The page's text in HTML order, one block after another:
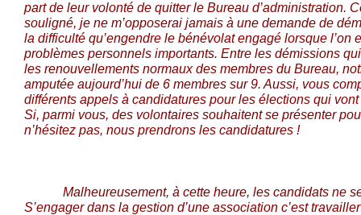
part de leur volonté de quitter le Bureau d’administration.
souligné, je ne m’opposerai jamais à une demande de
la difficulté qu’engendre le bénévolat engagé lorsque l’on
problèmes personnels importants. Entre les démissions
les renouvellements normaux des membres du Bureau,
amputée aujourd’hui de 6 membres sur 9. Aussi, vous
différents appels à candidatures pour les élections qui vont
Si, parmi vous, des volontaires souhaitent se présenter
n’hésitez pas, nous prendrons les candidatures !
Malheureusement, à cette heure, les candidats ne se
S’engager dans la gestion d’une association c’est